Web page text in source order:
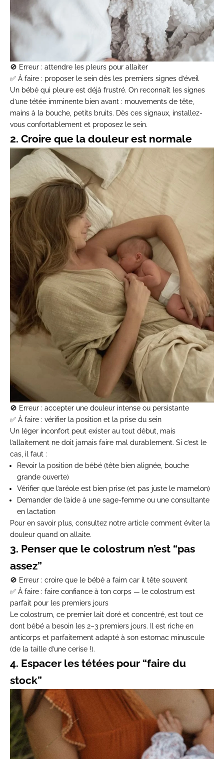
🚫 Erreur : attendre les pleurs pour allaiter
✅ À faire : proposer le sein dès les premiers signes d’éveil
Un bébé qui pleure est déjà frustré. On reconnaît les signes
d’une tétée imminente bien avant : mouvements de tête,
mains à la bouche, petits bruits. Dès ces signaux, installez-
vous confortablement et proposez le sein.
2. Croire que la douleur est normale
🚫 Erreur : accepter une douleur intense ou persistante
✅ À faire : vérifier la position et la prise du sein
Un léger inconfort peut exister au tout début, mais
l’allaitement ne doit jamais faire mal durablement. Si c’est le
cas, il faut :
Revoir la position de bébé (tête bien alignée, bouche
grande ouverte)
Vérifier que l’aréole est bien prise (et pas juste le mamelon)
Demander de l’aide à une sage-femme ou une consultante
en lactation
Pour en savoir plus, consultez notre article comment éviter la
douleur quand on allaite.
3. Penser que le colostrum n’est “pas
assez”
🚫 Erreur : croire que le bébé a faim car il tête souvent
✅ À faire : faire confiance à ton corps — le colostrum est
parfait pour les premiers jours
Le colostrum , ce premier lait doré et concentré, est tout ce
dont bébé a besoin les 2–3 premiers jours. Il est riche en
anticorps et parfaitement adapté à son estomac minuscule
(de la taille d’une cerise !).
4. Espacer les tétées pour “faire du
stock”